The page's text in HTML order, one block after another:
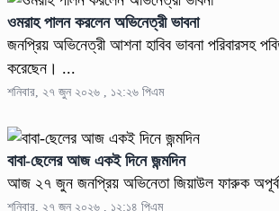
ওমরাহ পালন করলেন অভিনেত্রী ভাবনা
জনপ্রিয় অভিনেত্রী আশনা হাবিব ভাবনা পরিবারসহ
করেছেন। ...
শনিবার, ২৭ জুন ২০২৬ , ১২:২৬ পিএম
বাবা-ছেলের আজ একই দিনে জন্মদিন
আজ ২৭ জুন জনপ্রিয় অভিনেতা জিয়াউল ফারুক
শনিবার, ২৭ জুন ২০২৬ , ১২:১৪ পিএম